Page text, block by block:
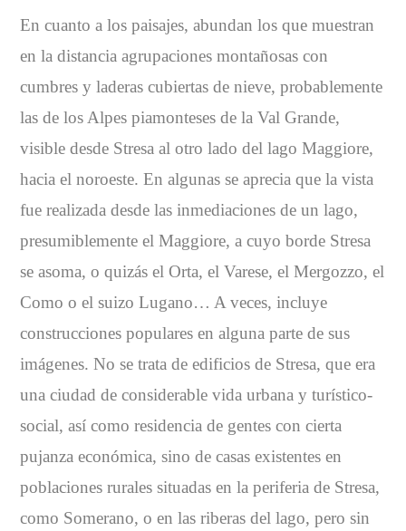
En cuanto a los paisajes, abundan los que muestran
en la distancia agrupaciones montañosas con
cumbres y laderas cubiertas de nieve, probablemente
las de los Alpes piamonteses de la Val Grande,
visible desde Stresa al otro lado del lago Maggiore,
hacia el noroeste. En algunas se aprecia que la vista
fue realizada desde las inmediaciones de un lago,
presumiblemente el Maggiore, a cuyo borde Stresa
se asoma, o quizás el Orta, el Varese, el Mergozzo, el
Como o el suizo Lugano… A veces, incluye
construcciones populares en alguna parte de sus
imágenes. No se trata de edificios de Stresa, que era
una ciudad de considerable vida urbana y turístico-
social, así como residencia de gentes con cierta
pujanza económica, sino de casas existentes en
poblaciones rurales situadas en la periferia de Stresa,
como Somerano, o en las riberas del lago, pero sin